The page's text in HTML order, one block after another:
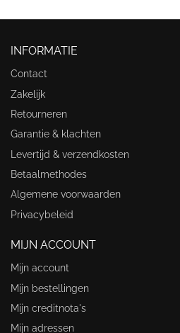
INFORMATIE
Contact
Zakelijk
Retourneren
Garantie & klachten
Levertijd & verzendkosten
Betaalmethodes
Algemene voorwaarden
Privacybeleid
MIJN ACCOUNT
Mijn account
Mijn bestellingen
Mijn creditnota's
Mijn adressen